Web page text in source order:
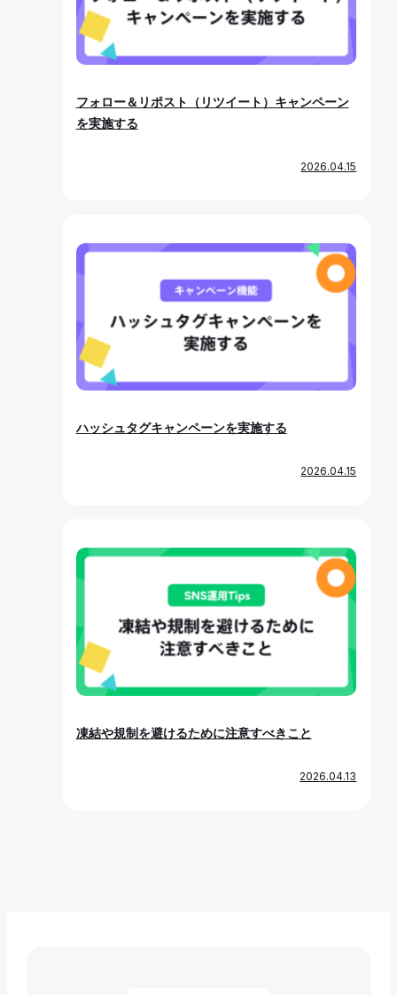
フォロー＆リポスト（リツイート）キャンペーン
を実施する
2026.04.15
ハッシュタグキャンペーンを実施する
2026.04.15
凍結や規制を避けるために注意すべきこと
2026.04.13